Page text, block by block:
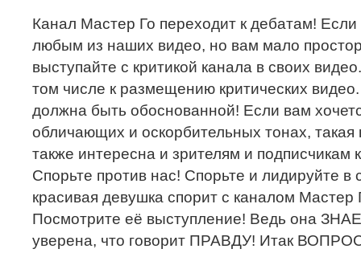
Канал Мастер Го переходит к дебатам! Если
любым из наших видео, но вам мало
выступайте с критикой канала в своих
том числе к размещению критических
должна быть обоснованной! Если вам
обличающих и оскорбительных тонах, такая
также интересна и зрителям и подписчикам
Спорьте против нас! Спорьте и лидируйте в
красивая девушка спорит с каналом
Посмотрите её выступление! Ведь она
уверена, что говорит ПРАВДУ! Итак